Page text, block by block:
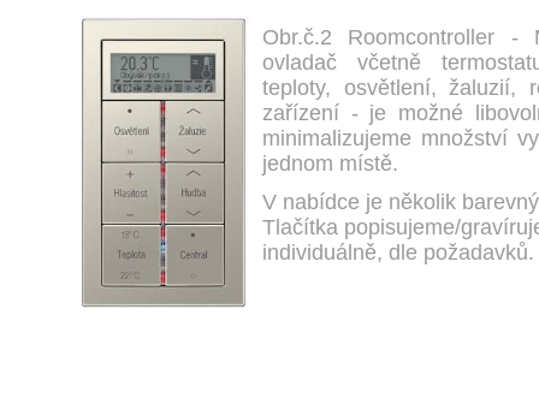
Obr.č.2 Roomcontroller -
ovladač včetně
teploty, osvětlení, žaluzií,
zařízení - je možné
minimalizujeme množství
jednom místě.
V nabídce je několik
Tlačítka popisujeme/
individuálně, dle požadavků.